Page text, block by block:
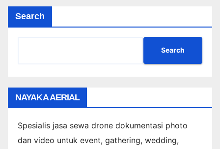
Search
Search
NAYAKA AERIAL
Spesialis jasa sewa drone dokumentasi photo
dan video untuk event, gathering, wedding,